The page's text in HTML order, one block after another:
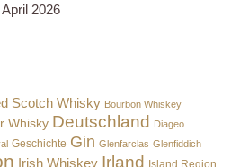
April 2026
Scotch Whisky Bourbon Whiskey
Whisky Deutschland Diageo
Geschichte Gin Glenfarclas Glenfiddich
Irish Whiskey Irland Island Region